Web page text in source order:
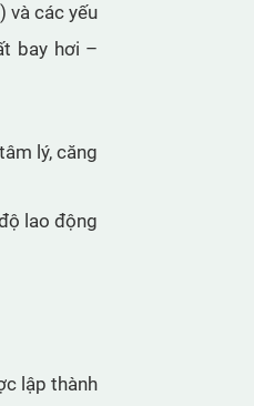
và các yếu
bay hơi –
lý, căng
lao động
lập thành